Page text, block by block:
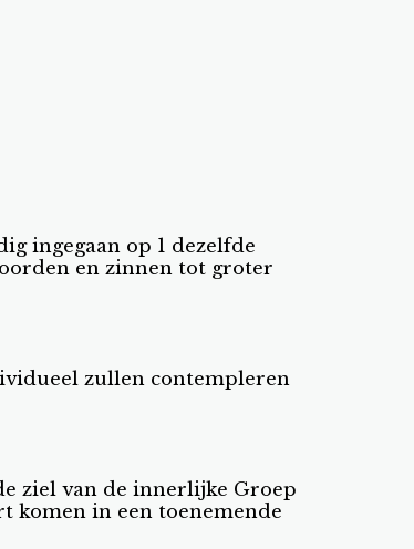
ingegaan op 1 dezelfde
en zinnen tot groter
zullen contempleren
ziel van de innerlijke Groep
komen in een toenemende